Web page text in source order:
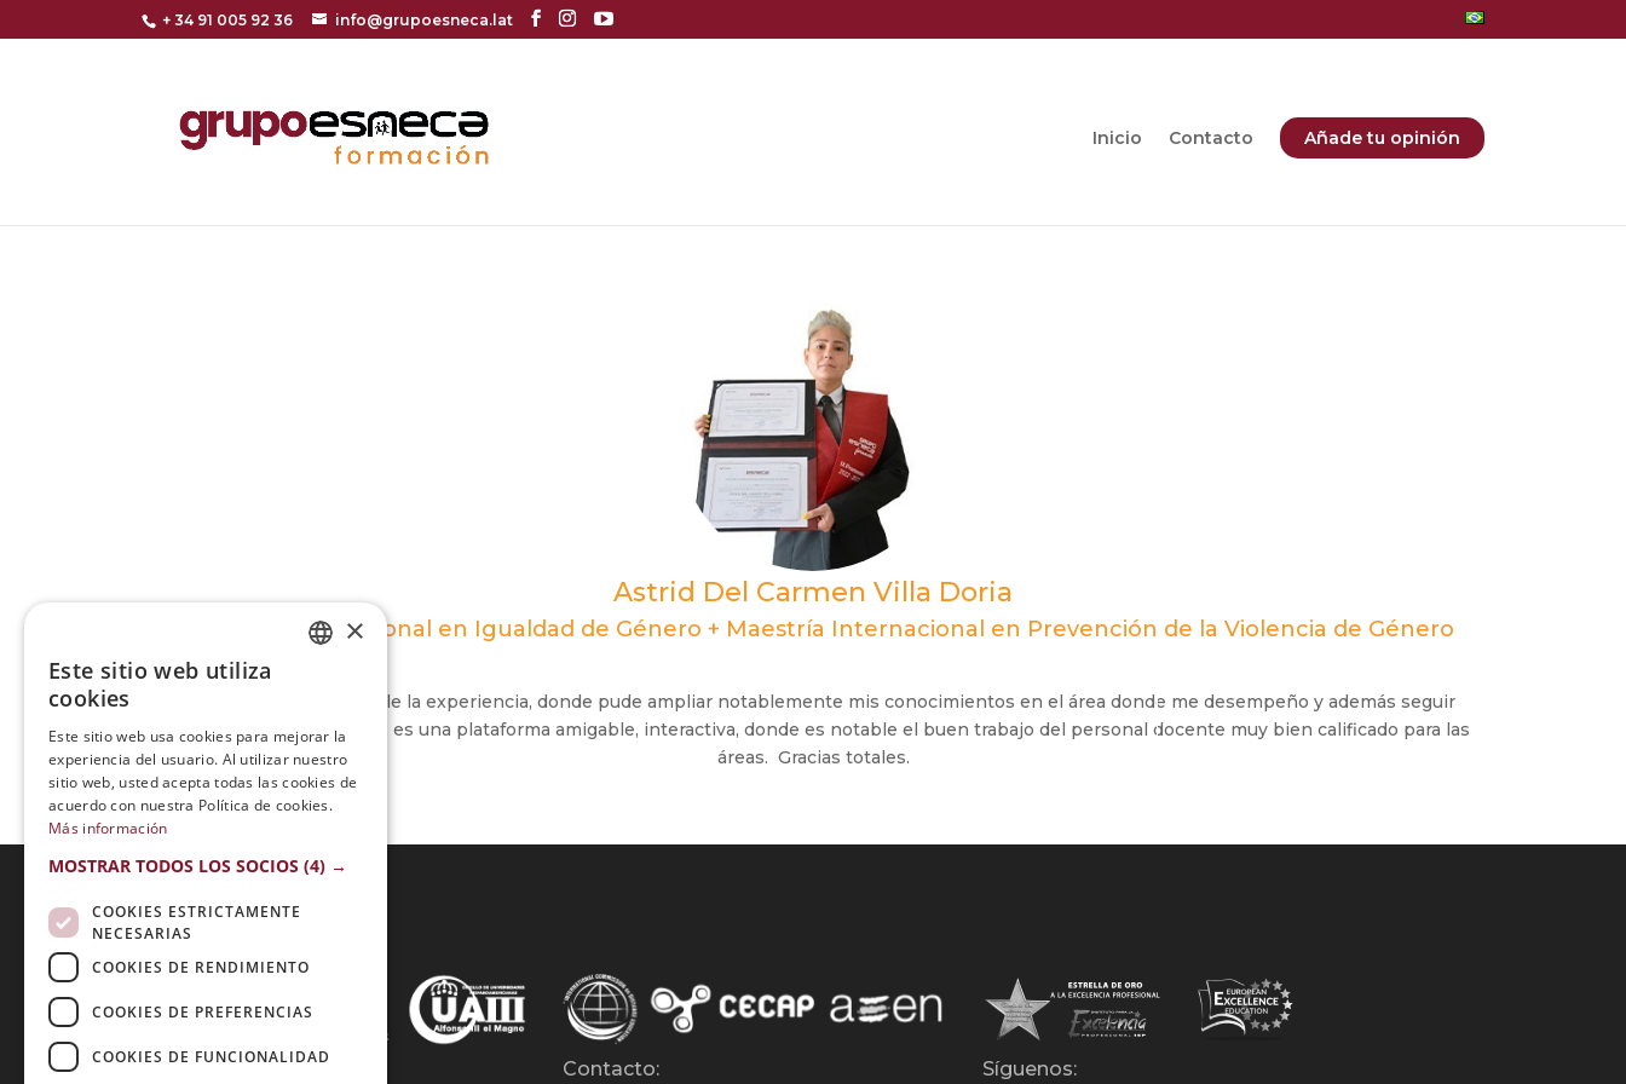
+ 34 91 005 92 36 info@grupoesneca.lat
Inicio Contacto Añade tu opinión
Astrid Del Carmen Villa Doria
Maestría Internacional en Igualdad de Género + Maestría Internacional en Prevención de la Violencia de Género
Para mí fue muy agradable la experiencia, donde pude ampliar notablemente mis conocimientos en el área donde me desempeño y además seguir
adelante con mi academia, es una plataforma amigable, interactiva, donde es notable el buen trabajo del personal docente muy bien calificado para las
áreas. Gracias totales.
Acreditaciones:
Métodos de Pago: Contacto: Síguenos:
×
Este sitio web utiliza
cookies
Este sitio web usa cookies para mejorar la
experiencia del usuario. Al utilizar nuestro
sitio web, usted acepta todas las cookies de
acuerdo con nuestra Política de cookies.
Más información
MOSTRAR TODOS LOS SOCIOS (4) →
COOKIES ESTRICTAMENTE
NECESARIAS
COOKIES DE RENDIMIENTO
COOKIES DE PREFERENCIAS
COOKIES DE FUNCIONALIDAD